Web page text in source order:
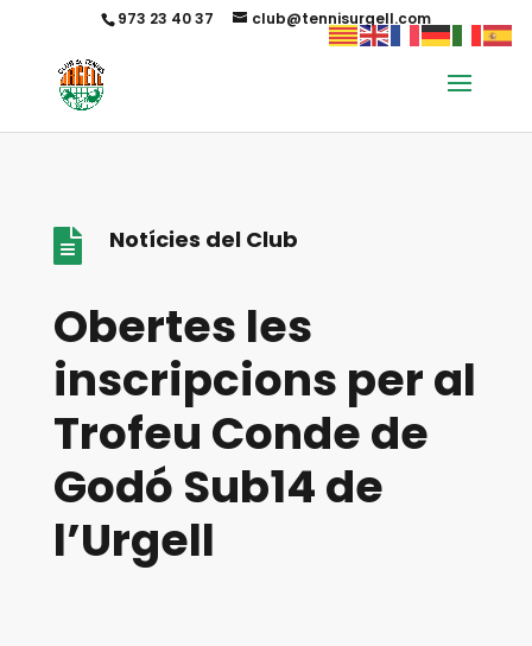
973 23 40 37 club@tennisurgell.com
 Notícies del Club
Obertes les
inscripcions per al
Trofeu Conde de
Godó Sub14 de
l’Urgell